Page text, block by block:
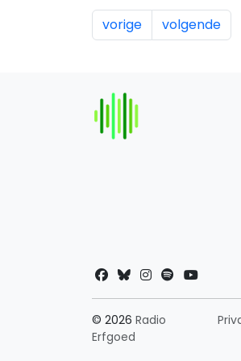
vorige volgende
© 2026 Radio
Erfgoed